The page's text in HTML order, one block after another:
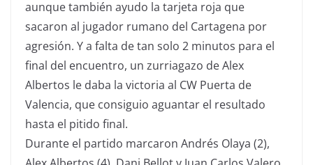
aunque también ayudo la tarjeta roja que
sacaron al jugador rumano del Cartagena por
agresión. Y a falta de tan solo 2 minutos para el
final del encuentro, un zurriagazo de Alex
Albertos le daba la victoria al CW Puerta de
Valencia, que consiguio aguantar el resultado
hasta el pitido final.
Durante el partido marcaron Andrés Olaya (2),